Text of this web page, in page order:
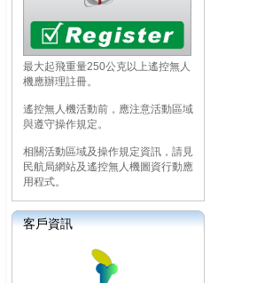
最大起飛重量250公克以上遙控無人
機應辦理註冊。
遙控無人機活動前，應注意活動區域
與遵守操作規定。
相關活動區域及操作規定資訊，請見
民航局網站及遙控無人機圖資行動應
用程式。
客戶資訊